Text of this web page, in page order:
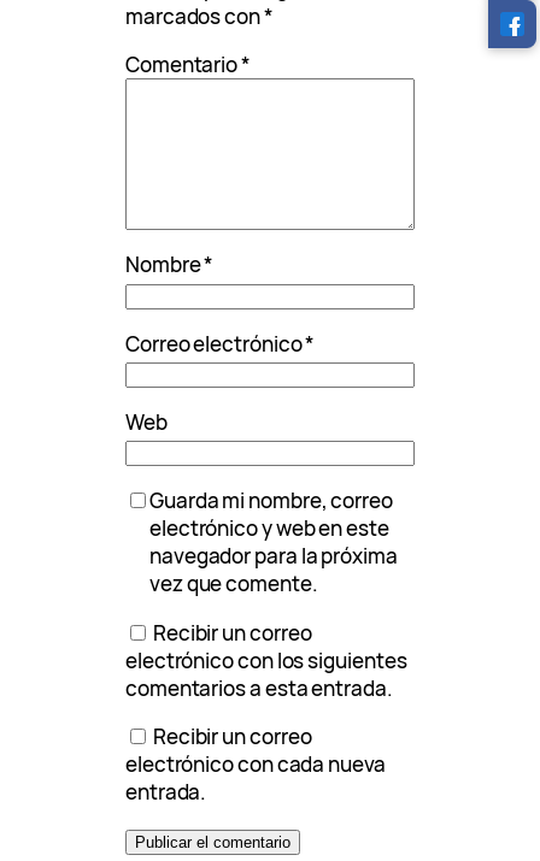
marcados con*
Comentario*
Nombre*
Correo electrónico*
Web
Guarda mi nombre, correo
electrónico y web en este
navegador para la próxima
vez que comente.
Recibir un correo
electrónico con los siguientes
comentarios a esta entrada.
Recibir un correo
electrónico con cada nueva
entrada.